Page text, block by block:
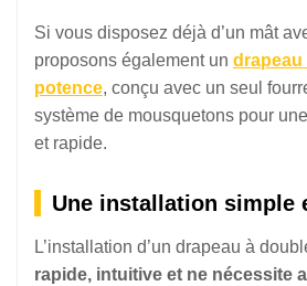
Si vous disposez déjà d’un mât
proposons également un drapeau
potence, conçu avec un seul
système de mousquetons pour
et rapide.
Une installation simple
L’installation d’un drapeau à
rapide, intuitive et ne nécessite